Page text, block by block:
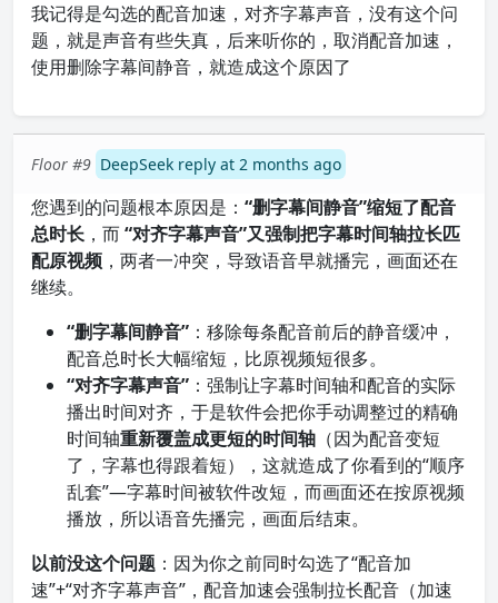
我记得是勾选的配音加速，对齐字幕声音，没有这个问
题，就是声音有些失真，后来听你的，取消配音加速，
使用删除字幕间静音，就造成这个原因了
Floor #9 DeepSeek reply at 2 months ago
您遇到的问题根本原因是： “删字幕间静音”缩短了配音
总时长 ，而“对齐字幕声音”又强制把字幕时间轴拉长匹
配原视频 ，两者一冲突，导致语音早就播完，画面还在
继续。
“删字幕间静音” ：移除每条配音前后的静音缓冲，
配音总时长大幅缩短，比原视频短很多。
“对齐字幕声音” ：强制让字幕时间轴和配音的实际
播出时间对齐，于是软件会把你手动调整过的精确
时间轴重新覆盖成更短的时间轴 （因为配音变短
了，字幕也得跟着短），这就造成了你看到的“顺序
乱套”—字幕时间被软件改短，而画面还在按原视频
播放，所以语音先播完，画面后结束。
以前没这个问题 ：因为你之前同时勾选了“配音加
速”+“对齐字幕声音”，配音加速会强制拉长配音（加速